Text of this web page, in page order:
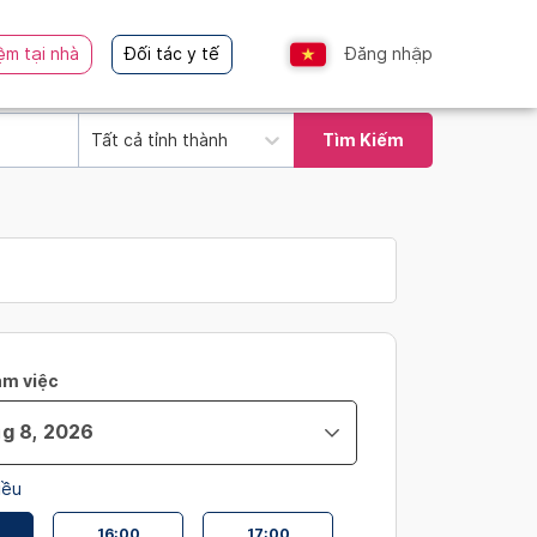
tại nhà Đối tác y tế Đăng nhập
Tất cả tỉnh thành Tìm Kiếm
việc